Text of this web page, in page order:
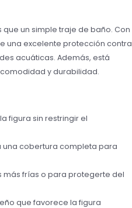
un simple traje de baño. Con
una excelente protección contra
acuáticas. Además, está
y durabilidad.
figura sin restringir el
una cobertura completa para
más frías o para protegerte del
que favorece la figura